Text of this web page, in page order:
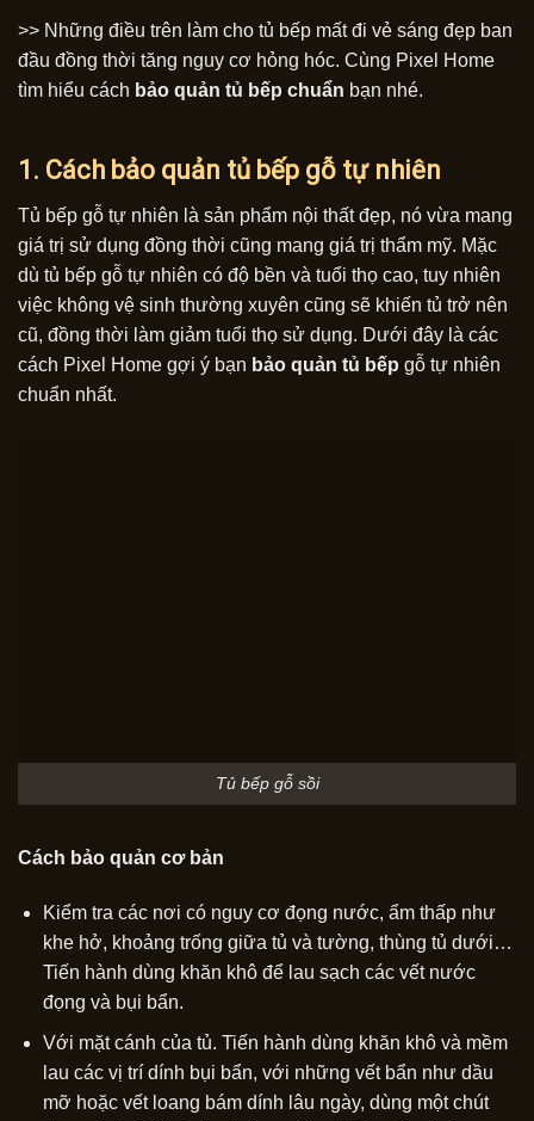
>> Những điều trên làm cho tủ bếp mất đi vẻ sáng đẹp ban
đầu đồng thời tăng nguy cơ hỏng hóc. Cùng Pixel Home
tìm hiểu cách bảo quản tủ bếp chuẩn bạn nhé.
1. Cách bảo quản tủ bếp gỗ tự nhiên
Tủ bếp gỗ tự nhiên là sản phẩm nội thất đẹp, nó vừa mang
giá trị sử dụng đồng thời cũng mang giá trị thẩm mỹ. Mặc
dù tủ bếp gỗ tự nhiên có độ bền và tuổi thọ cao, tuy nhiên
việc không vệ sinh thường xuyên cũng sẽ khiến tủ trở nên
cũ, đồng thời làm giảm tuổi thọ sử dụng. Dưới đây là các
cách Pixel Home gợi ý bạn bảo quản tủ bếp gỗ tự nhiên
chuẩn nhất.
Tủ bếp gỗ sồi
Cách bảo quản cơ bản
Kiểm tra các nơi có nguy cơ đọng nước, ẩm thấp như
khe hở, khoảng trống giữa tủ và tường, thùng tủ dưới…
Tiến hành dùng khăn khô để lau sạch các vết nước
đọng và bụi bẩn.
Với mặt cánh của tủ. Tiến hành dùng khăn khô và mềm
lau các vị trí dính bụi bẩn, với những vết bẩn như dầu
mỡ hoặc vết loang bám dính lâu ngày, dùng một chút